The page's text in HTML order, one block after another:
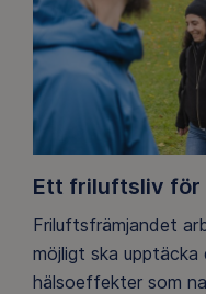
Ett friluftsliv för
Friluftsfrämjandet
möjligt ska upptäcka
hälsoeffekter som